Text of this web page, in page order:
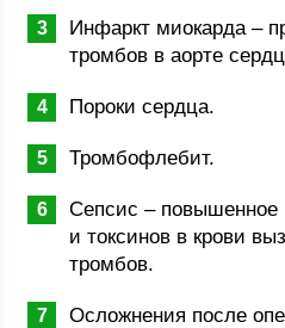
Инфаркт миокарда –
тромбов в аорте
Пороки сердца.
Тромбофлебит.
Сепсис – повышенное
и токсинов в крови
тромбов.
Осложнения после